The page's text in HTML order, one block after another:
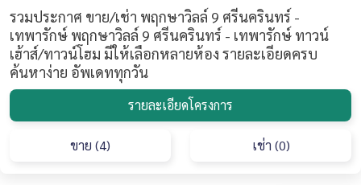
รวมประกาศ ขาย/เช่า พฤกษาวิลล์ 9 ศรีนครินทร์ -
เทพารักษ์ พฤกษาวิลล์ 9 ศรีนครินทร์ - เทพารักษ์ ทาวน์
เฮ้าส์/ทาวน์โฮม มีให้เลือกหลายห้อง รายละเอียดครบ
ค้นหาง่าย อัพเดททุกวัน
รายละเอียดโครงการ
ขาย (4) เช่า (0)